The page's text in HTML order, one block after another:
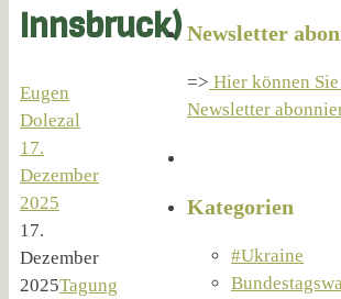
Innsbruck)
Eugen
Dolezal
17.
Dezember
2025
17.
Dezember
2025Tagung
Newsletter
=> Hier können
Newsletter
Kategorien
#Ukraine